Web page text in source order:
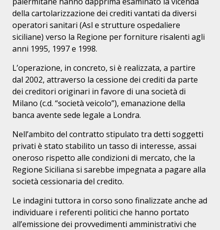
della cartolarizzazione dei crediti vantati da diversi
operatori sanitari (Asl e strutture ospedaliere
siciliane) verso la Regione per forniture risalenti agli
anni 1995, 1997 e 1998.
L’operazione, in concreto, si è realizzata, a partire
dal 2002, attraverso la cessione dei crediti da parte
dei creditori originari in favore di una società di
Milano (c.d. “società veicolo”), emanazione della
banca avente sede legale a Londra.
Nell’ambito del contratto stipulato tra detti soggetti
privati è stato stabilito un tasso di interesse, assai
oneroso rispetto alle condizioni di mercato, che la
Regione Siciliana si sarebbe impegnata a pagare alla
società cessionaria del credito.
Le indagini tuttora in corso sono finalizzate anche ad
individuare i referenti politici che hanno portato
all’emissione dei provvedimenti amministrativi che